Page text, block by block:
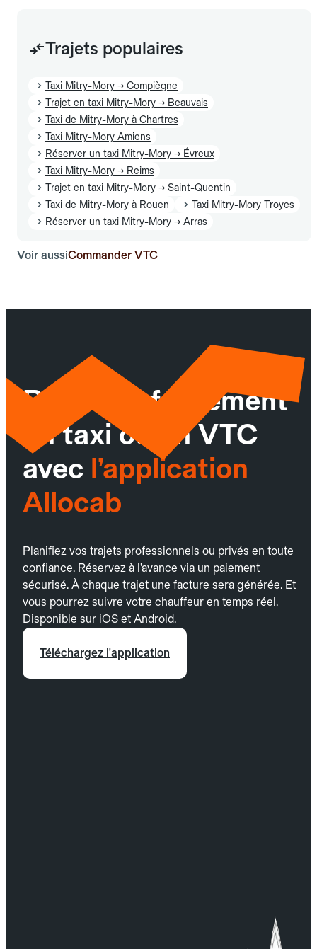
Trajets populaires
Taxi Mitry-Mory → Compiègne
Trajet en taxi Mitry-Mory → Beauvais
Taxi de Mitry-Mory à Chartres
Taxi Mitry-Mory Amiens
Réserver un taxi Mitry-Mory → Évreux
Taxi Mitry-Mory → Reims
Trajet en taxi Mitry-Mory → Saint-Quentin
Taxi de Mitry-Mory à Rouen
Taxi Mitry-Mory Troyes
Réserver un taxi Mitry-Mory → Arras
Voir aussiCommander VTC
Réservez facilement
un taxi ou un VTC
avec l’application
Allocab
Planifiez vos trajets professionnels ou privés en toute
confiance. Réservez à l’avance via un paiement
sécurisé. À chaque trajet une facture sera générée. Et
vous pourrez suivre votre chauffeur en temps réel.
Disponible sur iOS et Android.
Téléchargez l'application